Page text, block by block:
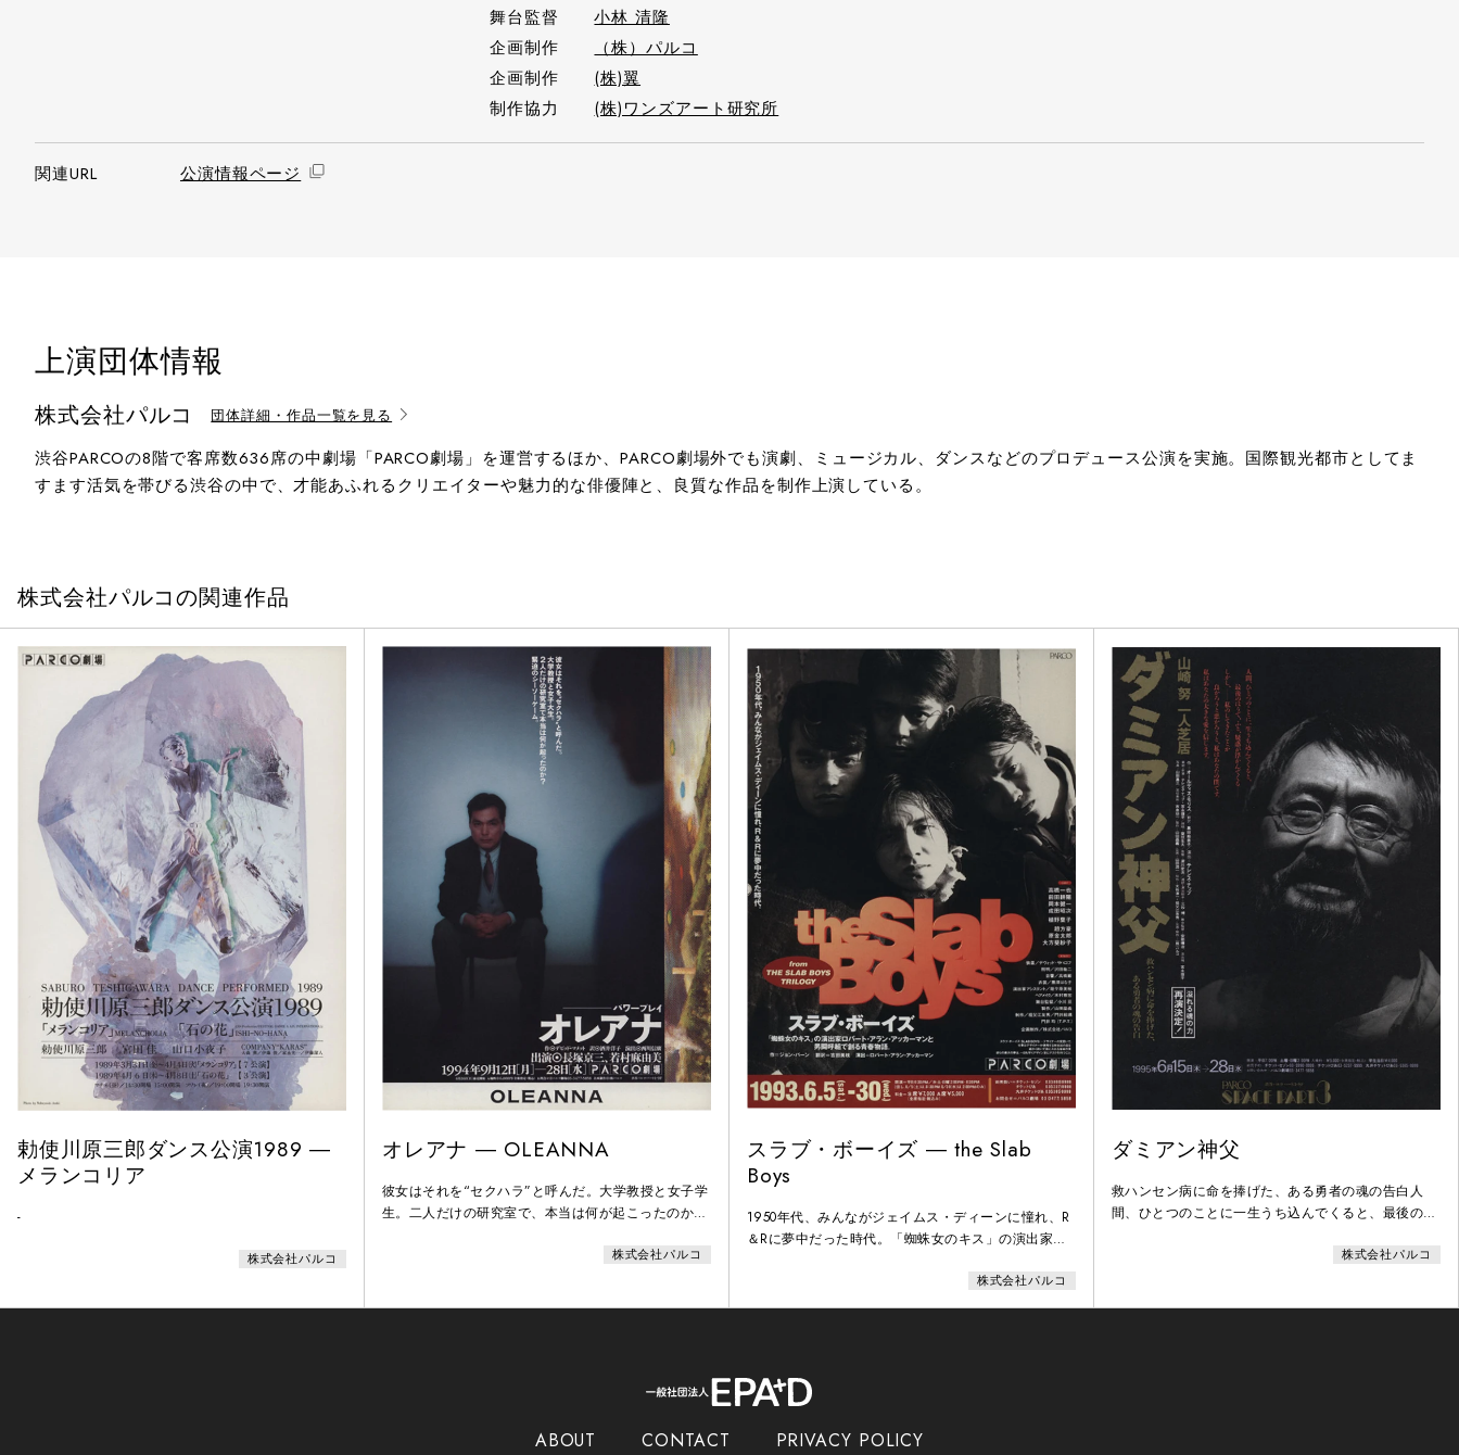
舞台監督
小林 清隆
企画制作
（株）パルコ
企画制作
(株)翼
制作協力
(株)ワンズアート研究所
関連URL 公演情報ページ
上演団体情報
株式会社パルコ 団体詳細・作品一覧を見る
渋谷PARCOの8階で客席数636席の中劇場「PARCO劇場」を運営するほか、PARCO劇場外でも演劇、ミュージカル、ダンスなどのプロデュース公演を実施。国際観光都市としてま
すます活気を帯びる渋谷の中で、才能あふれるクリエイターや魅力的な俳優陣と、良質な作品を制作上演している。
株式会社パルコの関連作品
勅使川原三郎ダンス公演1989 ―
メランコリア
-
株式会社パルコ
オレアナ ― OLEANNA
彼女はそれを“セクハラ”と呼んだ。大学教授と女子学
生。二人だけの研究室で、本当は何が起こったのか？
株式会社パルコ
スラブ・ボーイズ ― the Slab
Boys
1950年代、みんながジェイムス・ディーンに憧れ、R
＆Rに夢中だった時代。「蜘蛛女のキス」の演出家ロ
株式会社パルコ
ダミアン神父
救ハンセン病に命を捧げた、ある勇者の魂の告白人
間、ひとつのことに一生うち込んでくると、最後のほ
のしてきたことが良かろうと悪かろうと、私はあなた
株式会社パルコ
ABOUT CONTACT PRIVACY POLICY